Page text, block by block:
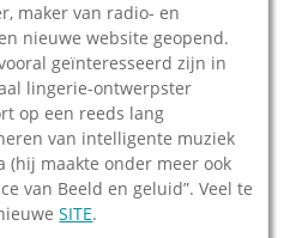
maker van radio- en
nieuwe website geopend.
geïnteresseerd zijn in
lingerie-ontwerpster
op een reeds lang
van intelligente muziek
(hij maakte onder meer ook
van Beeld en geluid”. Veel te
SITE.